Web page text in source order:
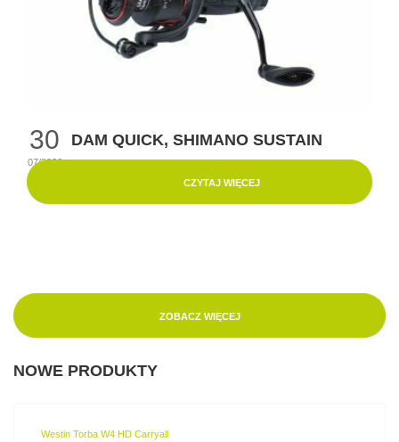
30
07/2026
DAM QUICK, SHIMANO SUSTAIN
CZYTAJ WIĘCEJ
ZOBACZ WIĘCEJ
NOWE PRODUKTY
Westin Torba W4 HD Carryall